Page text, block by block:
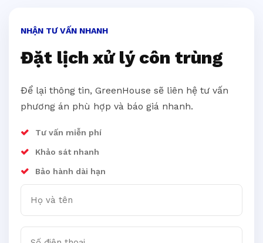
NHẬN TƯ VẤN NHANH
Đặt lịch xử lý côn trùng
Để lại thông tin, GreenHouse sẽ liên hệ tư vấn
phương án phù hợp và báo giá nhanh.
Tư vấn miễn phí
Khảo sát nhanh
Bảo hành dài hạn
Họ và tên
Số điện thoại